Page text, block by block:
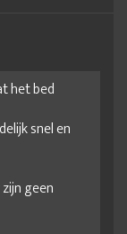
het bed
snel en
geen